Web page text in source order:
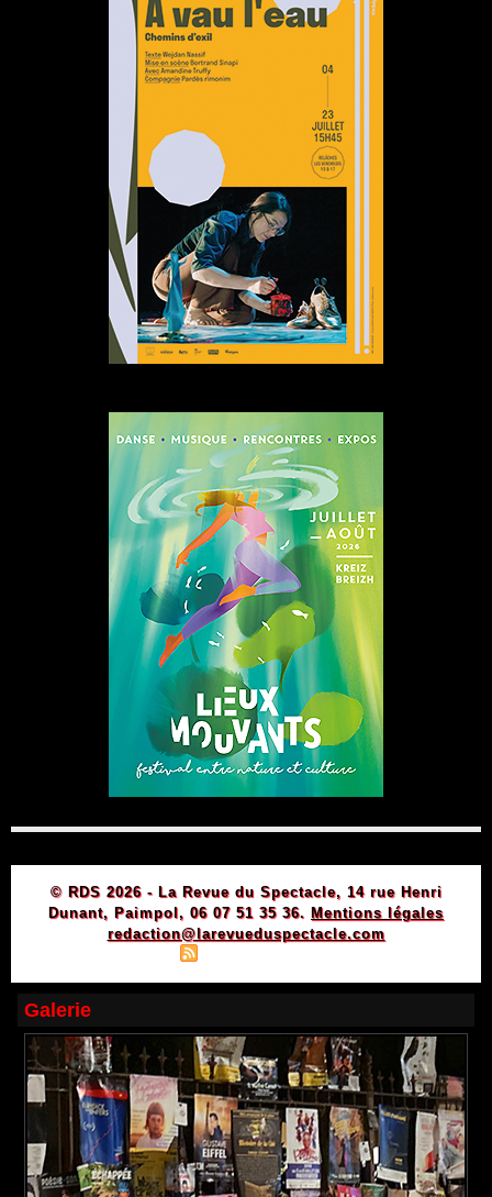
© RDS 2026 - La Revue du Spectacle, 14 rue Henri
Dunant, Paimpol, 06 07 51 35 36. Mentions légales
redaction@larevueduspectacle.com
Galerie